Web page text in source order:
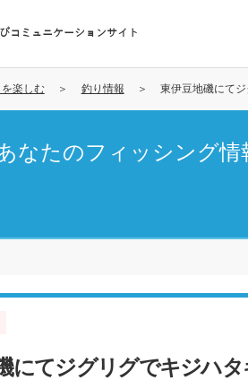
コミュニケーションサイト
楽しむ 釣り情報 東伊豆地磯にて
なたのフィッシング情
にてジグリグでキジハタ